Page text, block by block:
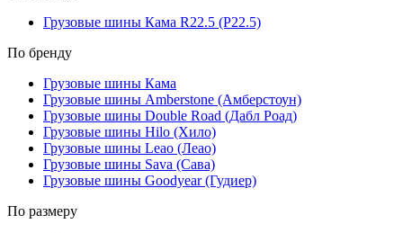
Грузовые шины Кама R22.5 (Р22.5)
По бренду
Грузовые шины Кама
Грузовые шины Amberstone (Амберстоун)
Грузовые шины Double Road (Дабл Роад)
Грузовые шины Hilo (Хило)
Грузовые шины Leao (Леао)
Грузовые шины Sava (Сава)
Грузовые шины Goodyear (Гудиер)
По размеру